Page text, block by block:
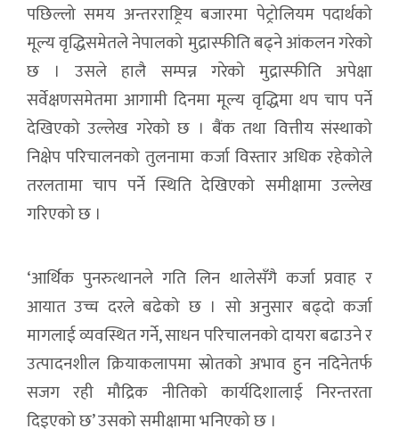
पछिल्लो समय अन्तरराष्ट्रिय बजारमा पेट्रोलियम पदार्थको
मूल्य वृद्धिसमेतले नेपालको मुद्रास्फीति बढ्ने आंकलन गरेको
छ । उसले हालै सम्पन्न गरेको मुद्रास्फीति अपेक्षा
सर्वेक्षणसमेतमा आगामी दिनमा मूल्य वृद्धिमा थप चाप पर्ने
देखिएको उल्लेख गरेको छ । बैंक तथा वित्तीय संस्थाको
निक्षेप परिचालनको तुलनामा कर्जा विस्तार अधिक रहेकोले
तरलतामा चाप पर्ने स्थिति देखिएको समीक्षामा उल्लेख
गरिएको छ ।
‘आर्थिक पुनरुत्थानले गति लिन थालेसँगै कर्जा प्रवाह र
आयात उच्च दरले बढेको छ । सो अनुसार बढ्दो कर्जा
मागलाई व्यवस्थित गर्ने, साधन परिचालनको दायरा बढाउने र
उत्पादनशील क्रियाकलापमा स्रोतको अभाव हुन नदिनेतर्फ
सजग रही मौद्रिक नीतिको कार्यदिशालाई निरन्तरता
दिइएको छ’ उसको समीक्षामा भनिएको छ ।